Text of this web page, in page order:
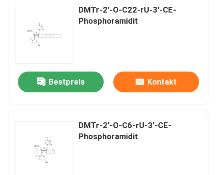
DMTr-2'-O-C22-rU-3'-CE-
Phosphoramidit
Bestpreis Kontakt
DMTr-2'-O-C6-rU-3'-CE-
Phosphoramidit